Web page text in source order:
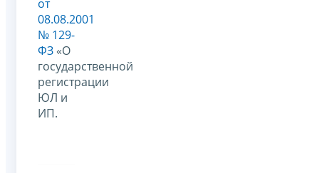
от
08.08.2001
№ 129-
ФЗ «О
государственной
регистрации
ЮЛ и
ИП.